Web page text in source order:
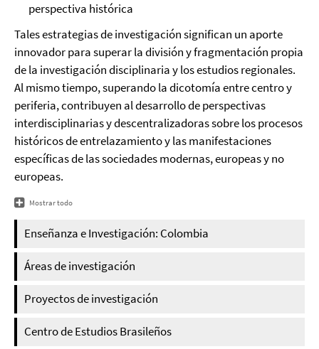
perspectiva histórica
Tales estrategias de investigación significan un aporte
innovador para superar la división y fragmentación propia
de la investigación disciplinaria y los estudios regionales.
Al mismo tiempo, superando la dicotomía entre centro y
periferia, contribuyen al desarrollo de perspectivas
interdisciplinarias y descentralizadoras sobre los procesos
históricos de entrelazamiento y las manifestaciones
específicas de las sociedades modernas, europeas y no
europeas.
Mostrar todo
Enseñanza e Investigación: Colombia
Áreas de investigación
Proyectos de investigación
Centro de Estudios Brasileños